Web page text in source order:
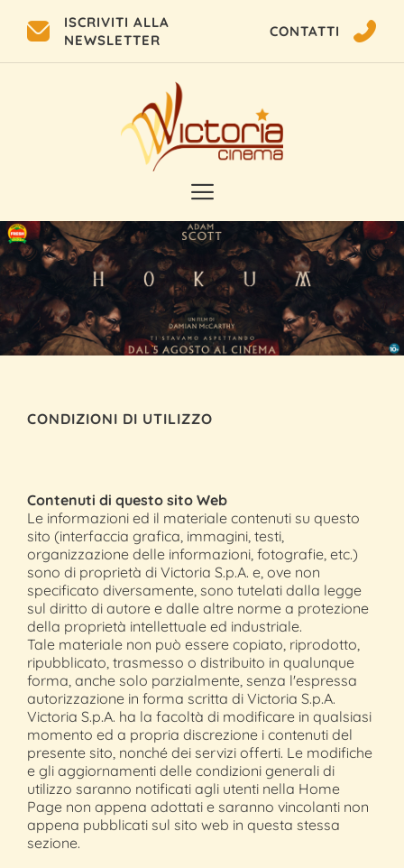
ISCRIVITI ALLA
NEWSLETTER
CONTATTI
CONDIZIONI DI UTILIZZO
Contenuti di questo sito Web
Le informazioni ed il materiale contenuti su questo
sito (interfaccia grafica, immagini, testi,
organizzazione delle informazioni, fotografie, etc.)
sono di proprietà di Victoria S.p.A. e, ove non
specificato diversamente, sono tutelati dalla legge
sul diritto di autore e dalle altre norme a protezione
della proprietà intellettuale ed industriale.
Tale materiale non può essere copiato, riprodotto,
ripubblicato, trasmesso o distribuito in qualunque
forma, anche solo parzialmente, senza l'espressa
autorizzazione in forma scritta di Victoria S.p.A.
Victoria S.p.A. ha la facoltà di modificare in qualsiasi
momento ed a propria discrezione i contenuti del
presente sito, nonché dei servizi offerti. Le modifiche
e gli aggiornamenti delle condizioni generali di
utilizzo saranno notificati agli utenti nella Home
Page non appena adottati e saranno vincolanti non
appena pubblicati sul sito web in questa stessa
sezione.